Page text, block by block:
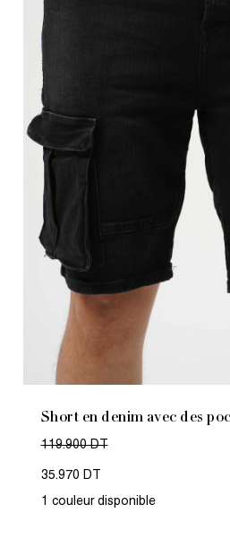
Short en denim avec des
119.900 DT
35.970 DT
1 couleur disponible